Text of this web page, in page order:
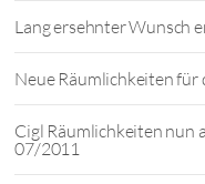
Lang ersehnter Wunsch
Neue Räumlichkeiten für
Cigl Räumlichkeiten nun
07/2011